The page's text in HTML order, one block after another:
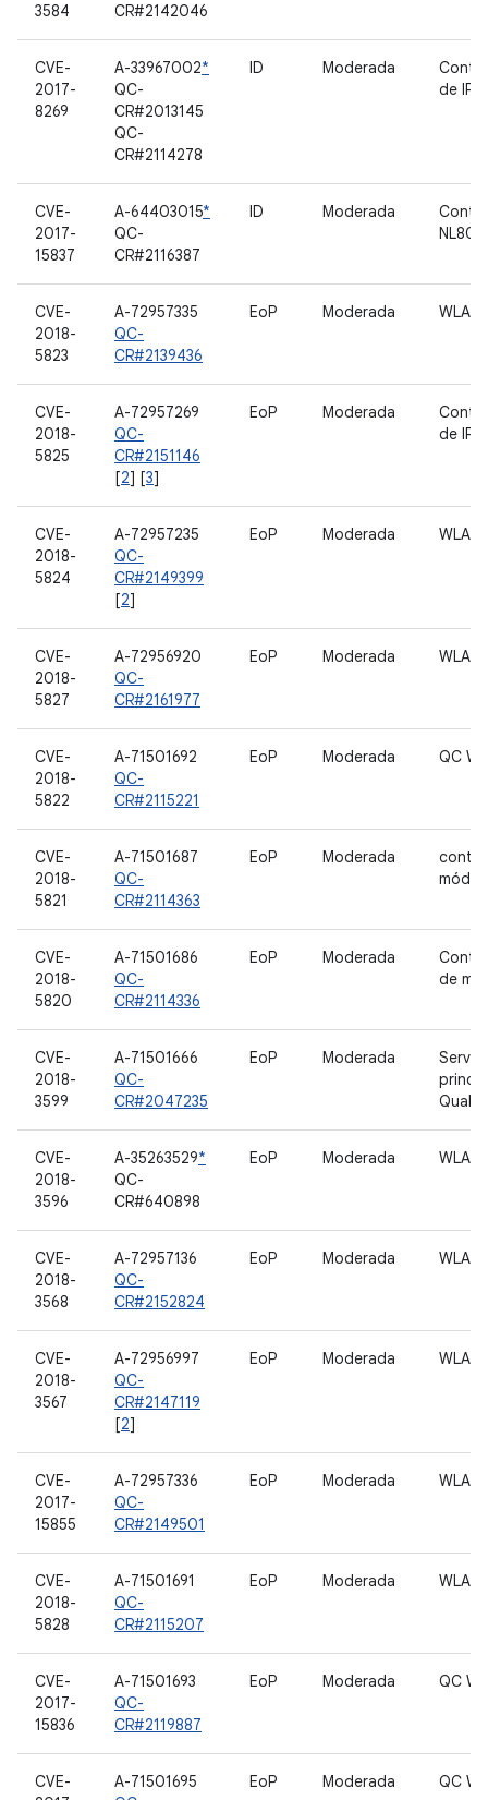
3584
CR#2142046
CVE-
2017-
8269
A-33967002*
QC-
CR#2013145
QC-
CR#2114278
ID Moderada
de IPA
CVE-
2017-
15837
A-64403015*
QC-
CR#2116387
ID Moderada
CVE-
2018-
5823
A-72957335
QC-
CR#2139436
EoP Moderada WLAN
CVE-
2018-
5825
A-72957269
QC-
CR#2151146
[2] [3]
EoP Moderada
de IPA
CVE-
2018-
5824
A-72957235
QC-
CR#2149399
[2]
EoP Moderada WLAN
CVE-
2018-
5827
A-72956920
QC-
CR#2161977
EoP Moderada WLAN
CVE-
2018-
5822
A-71501692
QC-
CR#2115221
EoP Moderada QC
CVE-
2018-
5821
A-71501687
QC-
CR#2114363
EoP Moderada
CVE-
2018-
5820
A-71501686
QC-
CR#2114336
EoP Moderada
de
CVE-
2018-
3599
A-71501666
QC-
CR#2047235
EoP Moderada
CVE-
2018-
3596
A-35263529*
QC-
CR#640898
EoP Moderada WLAN
CVE-
2018-
3568
A-72957136
QC-
CR#2152824
EoP Moderada WLAN
CVE-
2018-
3567
A-72956997
QC-
CR#2147119
[2]
EoP Moderada WLAN
CVE-
2017-
15855
A-72957336
QC-
CR#2149501
EoP Moderada WLAN
CVE-
2018-
5828
A-71501691
QC-
CR#2115207
EoP Moderada WLAN
CVE-
2017-
15836
A-71501693
QC-
CR#2119887
EoP Moderada QC
CVE-
A-71501695
EoP Moderada QC